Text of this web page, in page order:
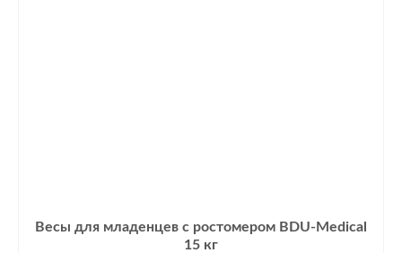
Весы для младенцев с ростомером BDU-Medical
15 кг